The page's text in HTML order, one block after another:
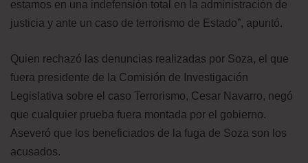
estamos en una indefensión total en la administración de
justicia y ante un caso de terrorismo de Estado”, apuntó.
Quien rechazó las denuncias realizadas por Soza, el que
fuera presidente de la Comisión de Investigación
Legislativa sobre el caso Terrorismo, Cesar Navarro, negó
que cualquier prueba fuera montada por el gobierno.
Aseveró que los beneficiados de la fuga de Soza son los
acusados.